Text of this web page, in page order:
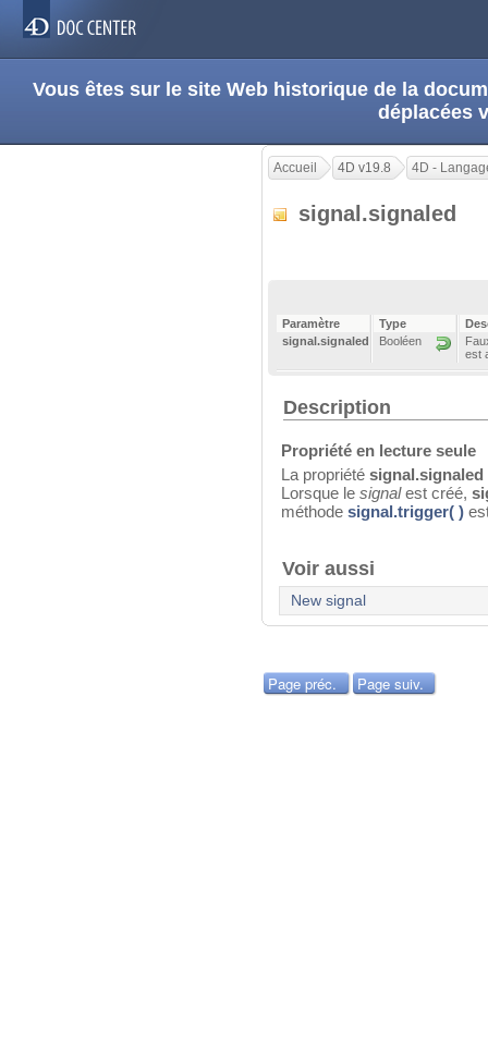
Vous êtes sur le site Web historique de la
déplacées
Accueil 4D v19.8 4D -
signal.signaled
Paramètre Type
signal.signaled
Booléen
est
Description
Propriété en lecture seule
La propriété signal.signaled
Lorsque le signalest créé,
méthode signal.trigger( )
Voir aussi
New signal
Page préc. Page suiv.